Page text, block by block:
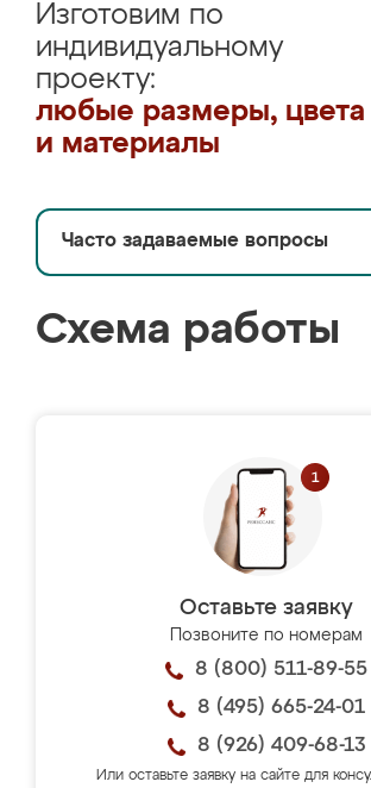
Изготовим по
индивидуальному
проекту:
любые размеры, цвета
и материалы
Часто задаваемые вопросы
Схема работы
Оставьте заявку
Позвоните по номерам
8 (800) 511-89-55
8 (495) 665-24-01
8 (926) 409-68-13
Или оставьте заявку на сайте для